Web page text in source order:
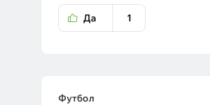
Да 1
Футбол